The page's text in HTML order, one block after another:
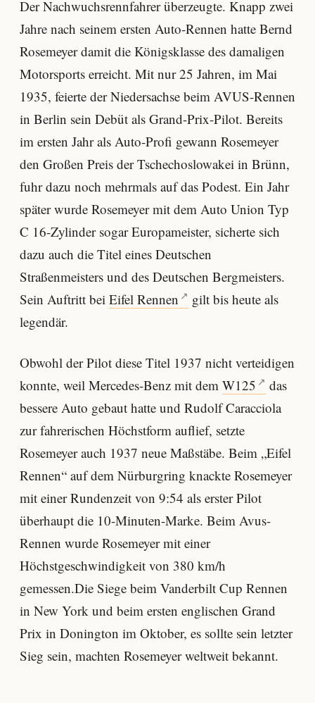
Der Nachwuchsrennfahrer überzeugte. Knapp zwei
Jahre nach seinem ersten Auto-Rennen hatte Bernd
Rosemeyer damit die Königsklasse des damaligen
Motorsports erreicht. Mit nur 25 Jahren, im Mai
1935, feierte der Niedersachse beim AVUS-Rennen
in Berlin sein Debüt als Grand-Prix-Pilot. Bereits
im ersten Jahr als Auto-Profi gewann Rosemeyer
den Großen Preis der Tschechoslowakei in Brünn,
fuhr dazu noch mehrmals auf das Podest. Ein Jahr
später wurde Rosemeyer mit dem Auto Union Typ
C 16-Zylinder sogar Europameister, sicherte sich
dazu auch die Titel eines Deutschen
Straßenmeisters und des Deutschen Bergmeisters.
Sein Auftritt bei Eifel Rennen
gilt bis heute als
legendär.
Obwohl der Pilot diese Titel 1937 nicht verteidigen
konnte, weil Mercedes-Benz mit dem W125
das
bessere Auto gebaut hatte und Rudolf Caracciola
zur fahrerischen Höchstform auflief, setzte
Rosemeyer auch 1937 neue Maßstäbe. Beim „Eifel
Rennen“ auf dem Nürburgring knackte Rosemeyer
mit einer Rundenzeit von 9:54 als erster Pilot
überhaupt die 10-Minuten-Marke. Beim Avus-
Rennen wurde Rosemeyer mit einer
Höchstgeschwindigkeit von 380 km/h
gemessen.Die Siege beim Vanderbilt Cup Rennen
in New York und beim ersten englischen Grand
Prix in Donington im Oktober, es sollte sein letzter
Sieg sein, machten Rosemeyer weltweit bekannt.